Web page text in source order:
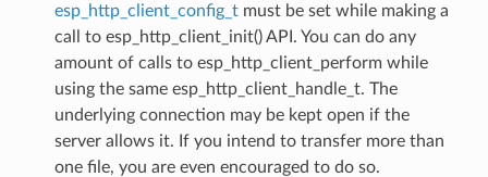
esp_http_client_config_tmust be set while making a
call to esp_http_client_init() API. You can do any
amount of calls to esp_http_client_perform while
using the same esp_http_client_handle_t. The
underlying connection may be kept open if the
server allows it. If you intend to transfer more than
one file, you are even encouraged to do so.